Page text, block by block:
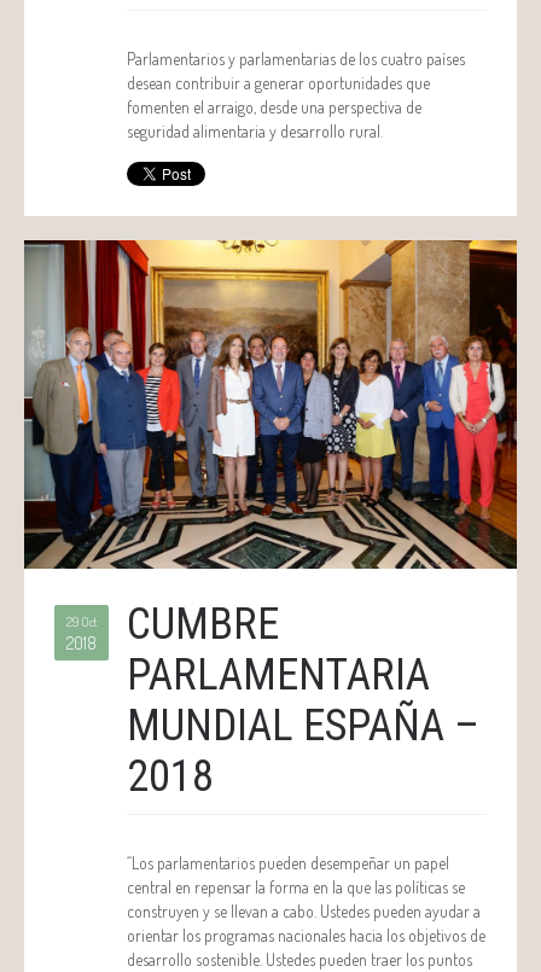
Parlamentarios y parlamentarias de los cuatro países
desean contribuir a generar oportunidades que
fomenten el arraigo, desde una perspectiva de
seguridad alimentaria y desarrollo rural.
29 Oct
2018
CUMBRE
PARLAMENTARIA
MUNDIAL ESPAÑA –
2018
“Los parlamentarios pueden desempeñar un papel
central en repensar la forma en la que las políticas se
construyen y se llevan a cabo. Ustedes pueden ayudar a
orientar los programas nacionales hacia los objetivos de
desarrollo sostenible. Ustedes pueden traer los puntos